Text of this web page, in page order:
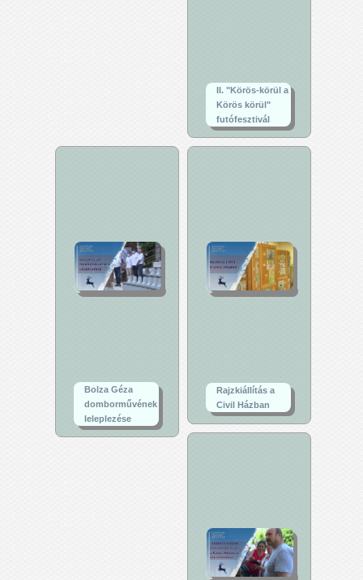
II. "Körös-körül a
Körös körül"
futófesztivál
Bolza Géza
domborművének
leleplezése
Rajzkiállítás a
Civil Házban